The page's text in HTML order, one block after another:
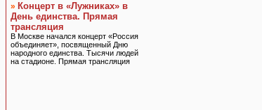
» Концерт в «Лужниках» в
День единства. Прямая
трансляция
В Москве начался концерт «Россия
объединяет», посвященный Дню
народного единства. Тысячи людей
на стадионе. Прямая трансляция